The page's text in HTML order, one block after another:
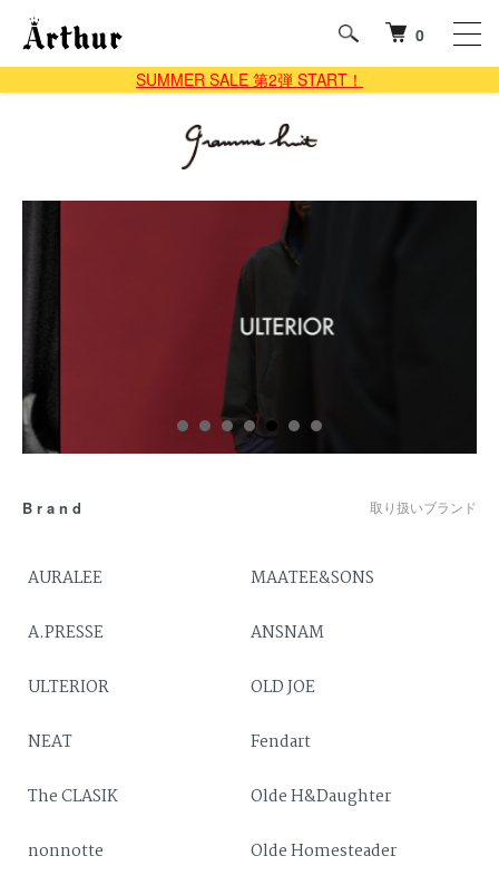
0
SUMMER SALE 第2弾 START！
Brand 取り扱いブランド
AURALEE MAATEE&SONS
A.PRESSE ANSNAM
ULTERIOR OLD JOE
NEAT Fendart
The CLASIK Olde H&Daughter
nonnotte Olde Homesteader